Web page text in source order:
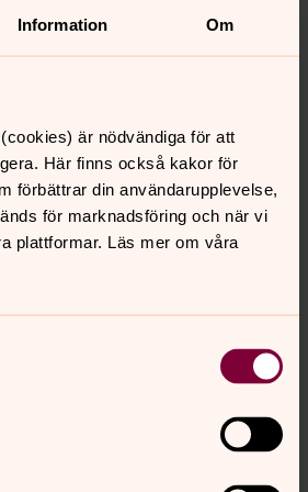
Information Om
är nödvändiga för att
Här finns också kakor för
förbättrar din användarupplevelse,
för marknadsföring och när vi
plattformar. Läs mer om våra
samt hur du gör för att
engagemang
står för ett öppet, inkluderande
Svenska kyrkan i
kyrkan? Här hittar du
och nyheter från